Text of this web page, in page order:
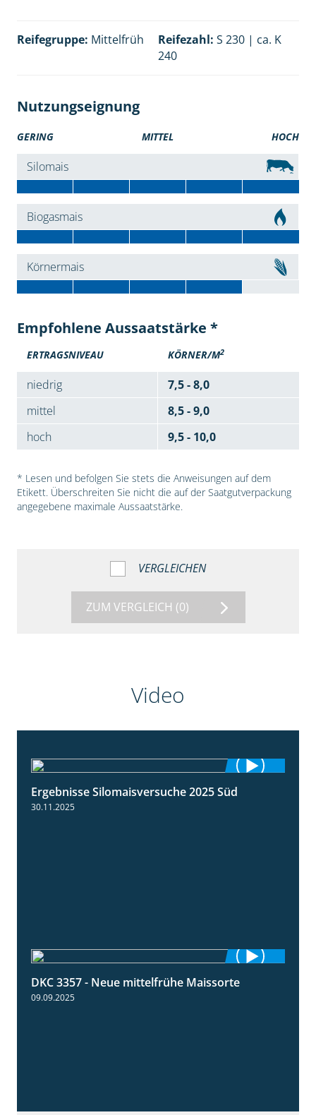
Reifegruppe: Mittelfrüh Reifezahl: S 230 | ca. K
240
Nutzungseignung
GERING MITTEL HOCH
Silomais
Biogasmais
Körnermais
Empfohlene Aussaatstärke *
ERTRAGSNIVEAU KÖRNER/M2
niedrig
7,5 - 8,0
mittel
8,5 - 9,0
hoch
9,5 - 10,0
* Lesen und befolgen Sie stets die Anweisungen auf dem
Etikett. Überschreiten Sie nicht die auf der Saatgutverpackung
angegebene maximale Aussaatstärke.
VERGLEICHEN
ZUM VERGLEICH (0)
Video
Ergebnisse Silomaisversuche 2025 Süd
30.11.2025
DKC 3357 - Neue mittelfrühe Maissorte
09.09.2025